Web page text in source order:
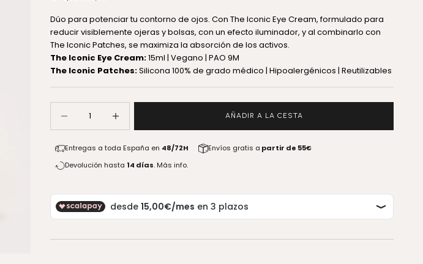
Dúo para potenciar tu contorno de ojos. Con The Iconic Eye Cream, formulado para
reducir visiblemente ojeras y bolsas, con un efecto iluminador, y al combinarlo con
The Iconic Patches, se maximiza la absorción de los activos.
The Iconic Eye Cream:15ml | Vegano | PAO 9M
The Iconic Patches:Silicona 100% de grado médico | Hipoalergénicos | Reutilizables
AÑADIR A LA CESTA
Entregas a toda España en 48/72H Envíos gratis a partir de 55€
Devolución hasta 14 días. Más info.